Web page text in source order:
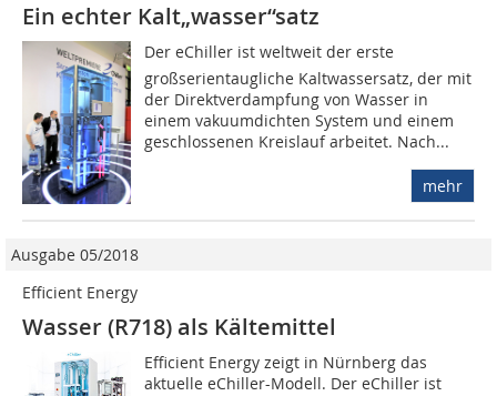
Ein echter Kalt„wasser“satz
Der eChiller ist weltweit der erste
großserientaugliche Kaltwassersatz, der mit
der Direktverdampfung von Wasser in
einem vakuumdichten System und einem
geschlossenen Kreislauf arbeitet. Nach...
mehr
Ausgabe 05/2018
Efficient Energy
Wasser (R718) als Kältemittel
Efficient Energy zeigt in Nürnberg das
aktuelle eChiller-Modell. Der eChiller ist